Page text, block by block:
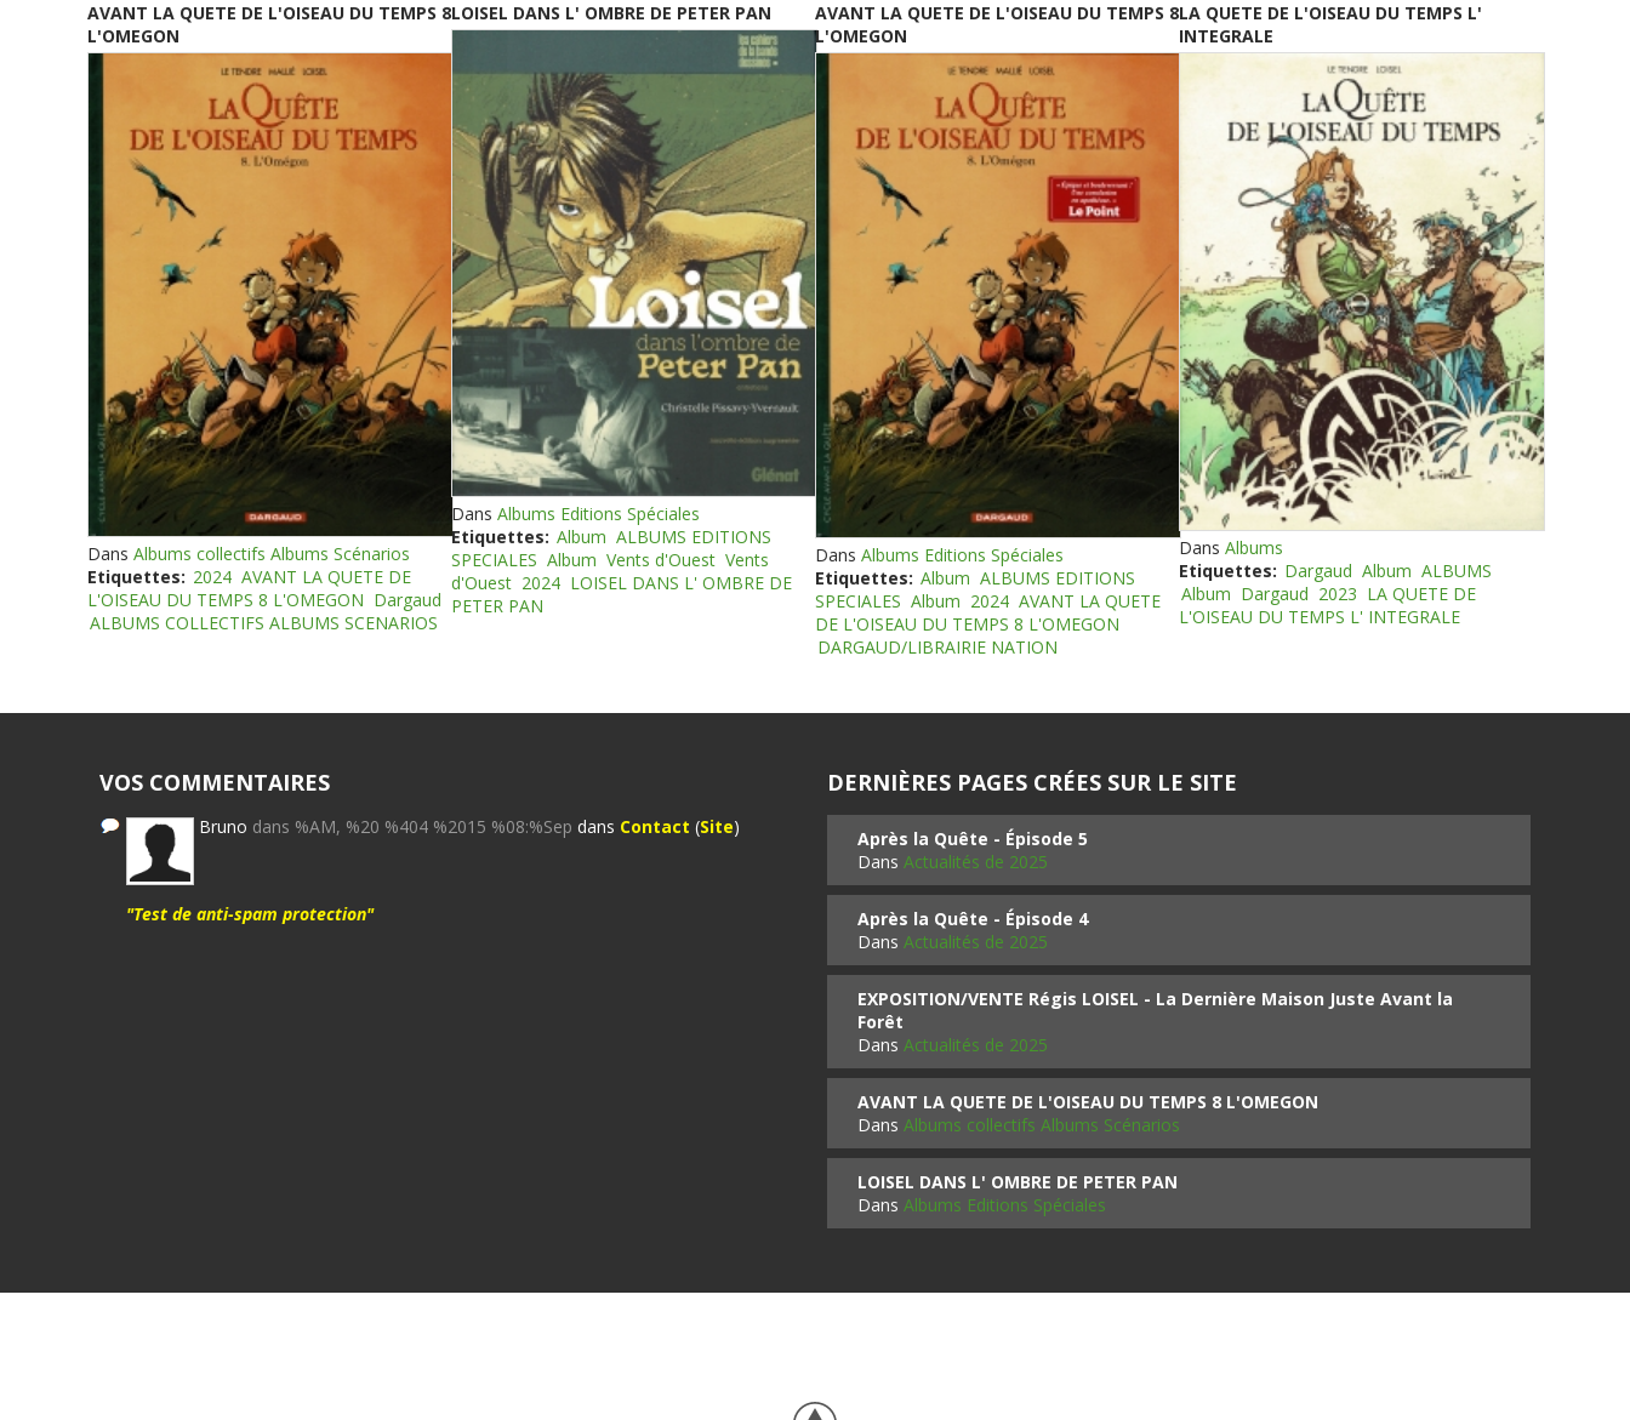
AVANT LA QUETE DE L'OISEAU DU TEMPS 8
L'OMEGON
Dans Albums collectifs Albums Scénarios
Etiquettes: 2024 AVANT LA QUETE DE
L'OISEAU DU TEMPS 8 L'OMEGON Dargaud
ALBUMS COLLECTIFS ALBUMS SCENARIOS
LOISEL DANS L' OMBRE DE PETER PAN
Dans Albums Editions Spéciales
Etiquettes: Album ALBUMS EDITIONS
SPECIALES Album Vents d'Ouest Vents
d'Ouest 2024 LOISEL DANS L' OMBRE DE
PETER PAN
AVANT LA QUETE DE L'OISEAU DU TEMPS 8
L'OMEGON
Dans Albums Editions Spéciales
Etiquettes: Album ALBUMS EDITIONS
SPECIALES Album 2024 AVANT LA QUETE
DE L'OISEAU DU TEMPS 8 L'OMEGON
DARGAUD/LIBRAIRIE NATION
LA QUETE DE L'OISEAU DU TEMPS L'
INTEGRALE
Dans Albums
Etiquettes: Dargaud Album ALBUMS
Album Dargaud 2023 LA QUETE DE
L'OISEAU DU TEMPS L' INTEGRALE
VOS COMMENTAIRES
Bruno dans %AM, %20 %404 %2015 %08:%Sep dans Contact (Site)
"Test de anti-spam protection"
DERNIÈRES PAGES CRÉES SUR LE SITE
Après la Quête - Épisode 5
Dans Actualités de 2025
Après la Quête - Épisode 4
Dans Actualités de 2025
EXPOSITION/VENTE Régis LOISEL - La Dernière Maison Juste Avant la
Forêt
Dans Actualités de 2025
AVANT LA QUETE DE L'OISEAU DU TEMPS 8 L'OMEGON
Dans Albums collectifs Albums Scénarios
LOISEL DANS L' OMBRE DE PETER PAN
Dans Albums Editions Spéciales